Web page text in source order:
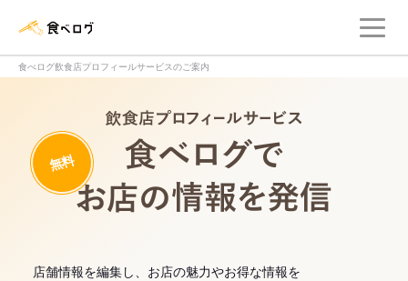
食べログ飲食店プロフィールサービスのご案内
無料
店舗情報を編集し、お店の魅力やお得な情報を